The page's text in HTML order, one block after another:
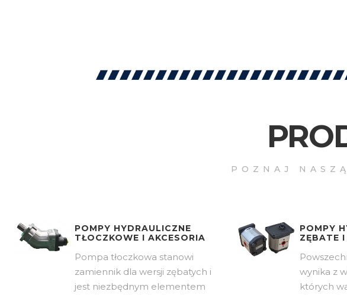
POZNAJ
POMPY HYDRAULICZNE
TŁOCZKOWE I AKCESORIA
Pompa tłoczkowa stanowi
zamiennik dla wersji zębatych i
jest niezbędnym elementem
POMPY
ZĘBATE I
wynika z
których